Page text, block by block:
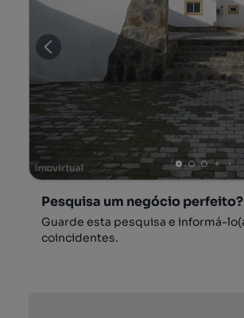
Pesquisa um negócio perfeito?
Guarde esta pesquisa e informá-
coincidentes.